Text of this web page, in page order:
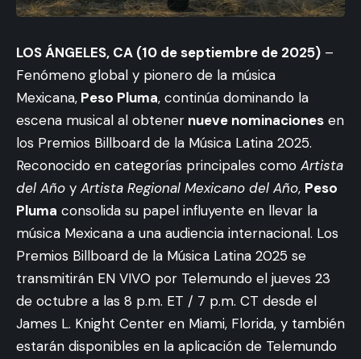
LOS ÁNGELES, CA (10 de septiembre de 2025) –
Fenómeno global y pionero de la música
Mexicana, Peso Pluma, continúa dominando la
escena musical al obtener nueve nominaciones en
los Premios Billboard de la Música Latina 2025.
Reconocido en categorías principales como Artista
del Año y Artista Regional Mexicano del Año, Peso
Pluma consolida su papel influyente en llevar la
música Mexicana a una audiencia internacional. Los
Premios Billboard de la Música Latina 2025 se
transmitirán EN VIVO por Telemundo el jueves 23
de octubre a las 8 p.m. ET / 7 p.m. CT desde el
James L. Knight Center en Miami, Florida, y también
estarán disponibles en la aplicación de Telemundo